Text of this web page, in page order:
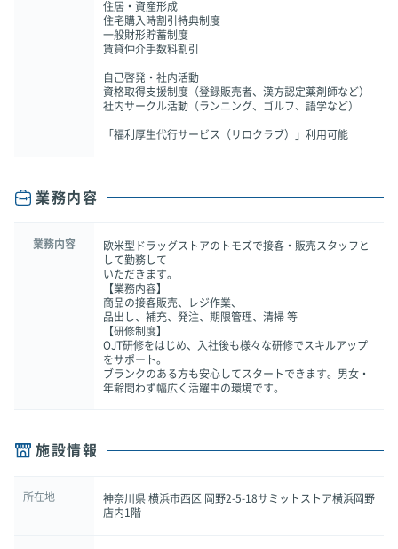
住居・資産形成
住宅購入時割引特典制度
一般財形貯蓄制度
賃貸仲介手数料割引
自己啓発・社内活動
資格取得支援制度（登録販売者、漢方認定薬剤師など）
社内サークル活動（ランニング、ゴルフ、語学など）
「福利厚生代行サービス（リロクラブ）」利用可能
業務内容
業務内容
欧米型ドラッグストアのトモズで接客・販売スタッフと
して勤務して
いただきます。
【業務内容】
商品の接客販売、レジ作業、
品出し、補充、発注、期限管理、清掃 等
【研修制度】
OJT研修をはじめ、入社後も様々な研修でスキルアップ
をサポート。
ブランクのある方も安心してスタートできます。男女・
年齢問わず幅広く活躍中の環境です。
施設情報
所在地
神奈川県 横浜市西区 岡野2-5-18サミットストア横浜岡野
店内1階